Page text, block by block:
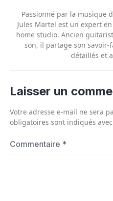
Passionné par la musique
Jules Martel est un expert
home studio. Ancien
son, il partage son
détaillés et
Laisser un
Votre adresse e-mail ne sera
obligatoires sont indiqués avec
Commentaire *